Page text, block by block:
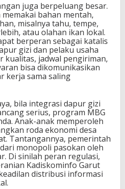
juga berpeluang besar.
bahan mentah,
misalnya tahu, tempe,
atau olahan ikan lokal.
berperan sebagai katalis
gizi dan pelaku usaha
kualitas, jadwal pengiriman,
bisa dikomunikasikan
kerja sama saling
bila integrasi dapur gizi
serius, program MBG
Anak-anak memperoleh
roda ekonomi desa
Tantangannya, pemerintah
monopoli pasokan oleh
Di sinilah peran regulasi,
Kadiskominfo Garut
distribusi informasi